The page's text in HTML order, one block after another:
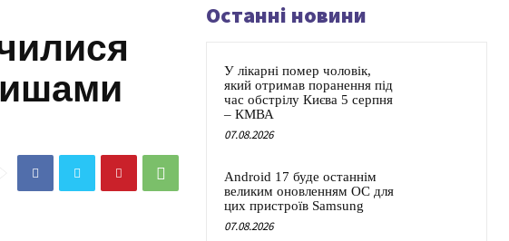
Останні новини
У лікарні помер чоловік,
який отримав поранення під
час обстрілу Києва 5 серпня
– КМВА
07.08.2026
Android 17 буде останнім
великим оновленням ОС для
цих пристроїв Samsung
07.08.2026